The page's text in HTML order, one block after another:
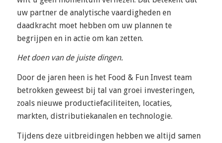
uw partner de analytische vaardigheden en
daadkracht moet hebben om uw plannen te
begrijpen en in actie om kan zetten.
Het doen van de juiste dingen.
Door de jaren heen is het Food & Fun Invest team
betrokken geweest bij tal van groei investeringen,
zoals nieuwe productiefaciliteiten, locaties,
markten, distributiekanalen en technologie.
Tijdens deze uitbreidingen hebben we altijd samen